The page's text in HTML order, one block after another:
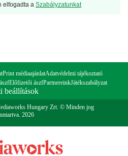
elfogadta a Szabályzatunkat
Print médiaajánlatAdatvédelmi tájékoztató
Előfizetői ászfPartnereinkJátékszabályzat
beállítások
Hungary Zrt. © Minden jog
2026